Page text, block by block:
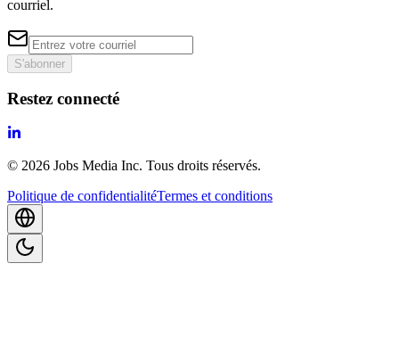
courriel.
S'abonner
Restez connecté
© 2026 Jobs Media Inc. Tous droits réservés.
Politique de confidentialitéTermes et conditions